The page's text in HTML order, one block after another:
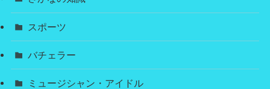
スポーツ
バチェラー
ミュージシャン・アイドル